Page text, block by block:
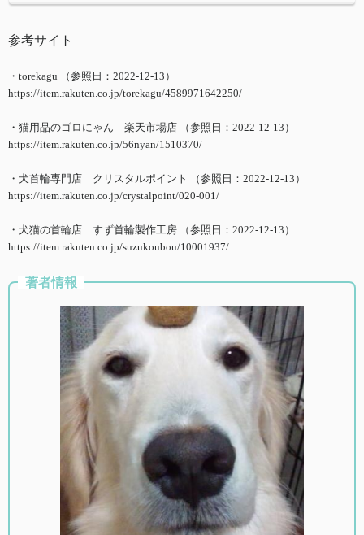
参考サイト
・torekagu （参照日：2022-12-13）
https://item.rakuten.co.jp/torekagu/4589971642250/
・猫用品のゴロにゃん 楽天市場店 （参照日：2022-12-13）
https://item.rakuten.co.jp/56nyan/1510370/
・犬首輪専門店 クリスタルポイント （参照日：2022-12-13）
https://item.rakuten.co.jp/crystalpoint/020-001/
・犬猫の首輪店 すず首輪製作工房 （参照日：2022-12-13）
https://item.rakuten.co.jp/suzukoubou/10001937/
著者情報